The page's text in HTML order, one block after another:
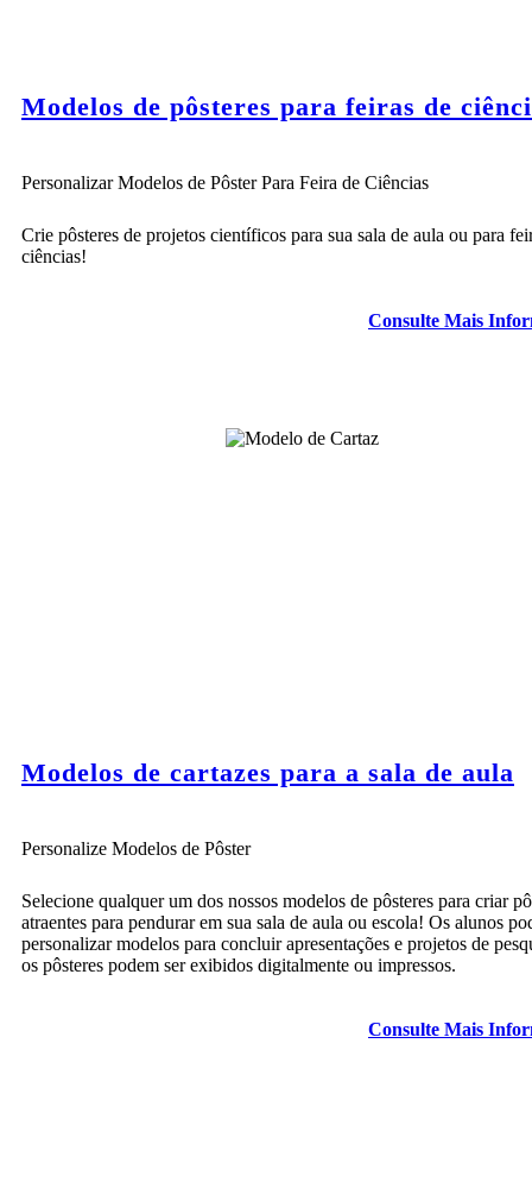
Modelos de pôsteres para feiras de
Personalizar Modelos de Pôster Para Feira de Ciências
Crie pôsteres de projetos científicos para sua sala de aula ou para
ciências!
Consulte Mais
Modelos de cartazes para a sala de aula
Personalize Modelos de Pôster
Selecione qualquer um dos nossos modelos de pôsteres para criar
atraentes para pendurar em sua sala de aula ou escola! Os alunos
personalizar modelos para concluir apresentações e projetos de
os pôsteres podem ser exibidos digitalmente ou impressos.
Consulte Mais